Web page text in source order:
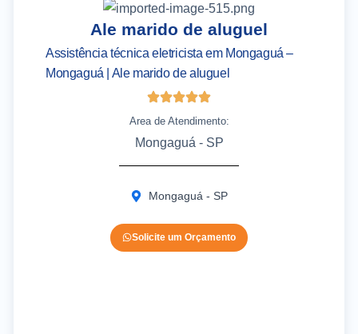
Ale marido de aluguel
Assistência técnica eletricista em Mongaguá –
Mongaguá | Ale marido de aluguel
Area de Atendimento:
Mongaguá - SP
Mongaguá - SP
Solicite um Orçamento